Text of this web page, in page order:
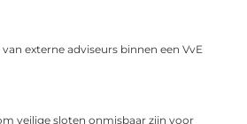
van externe adviseurs binnen een VvE
veilige sloten onmisbaar zijn voor